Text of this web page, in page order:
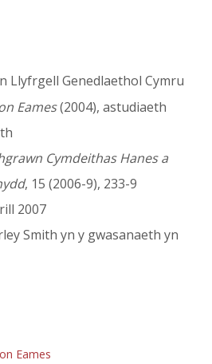
Llyfrgell Genedlaethol Cymru
Eames(2004), astudiaeth
Cymdeithas Hanes a
, 15 (2006-9), 233-9
2007
Smith yn y gwasanaeth yn
Eames